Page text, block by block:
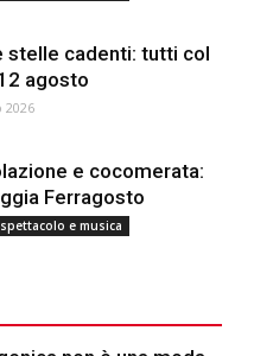
stelle cadenti: tutti col
agosto
2026
e cocomerata:
Ferragosto
e musica